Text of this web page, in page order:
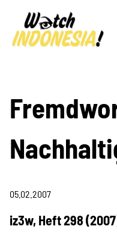
05.02.2007
iz3w, Heft 298